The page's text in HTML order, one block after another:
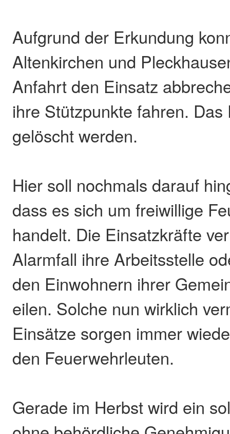
Aufgrund der Erkundung
Altenkirchen und
Anfahrt den Einsatz
ihre Stützpunkte fahren. Das
gelöscht werden.
Hier soll nochmals darauf
dass es sich um freiwillige
handelt. Die Einsatzkräfte
Alarmfall ihre Arbeitsstelle
den Einwohnern ihrer
eilen. Solche nun wirklich
Einsätze sorgen immer
den Feuerwehrleuten.
Gerade im Herbst wird ein